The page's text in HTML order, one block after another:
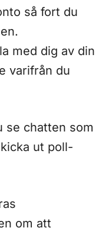
så fort du
med dig av din
varifrån du
se chatten som
ut poll-
om att